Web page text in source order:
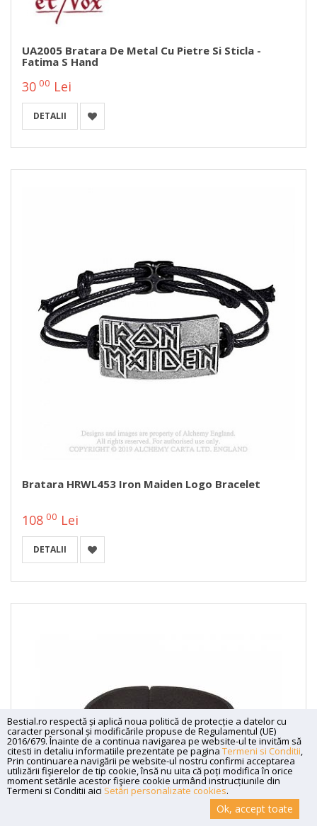
UA2005 Bratara De Metal Cu Pietre Si Sticla -
Fatima S Hand
30 00 Lei
DETALII
Bratara HRWL453 Iron Maiden Logo Bracelet
108 00 Lei
DETALII
Bestial.ro respectă și aplică noua politică de protecție a datelor cu
caracter personal și modificările propuse de Regulamentul (UE)
2016/679. Înainte de a continua navigarea pe website-ul te invităm să
citesti in detaliu informatiile prezentate pe pagina Termeni si Conditii,
Prin continuarea navigării pe website-ul nostru confirmi acceptarea
utilizării fişierelor de tip cookie, însă nu uita că poți modifica în orice
moment setările acestor fişiere cookie urmând instrucțiunile din
Termeni si Conditii aici Setări personalizate cookies.
Ok, accept toate